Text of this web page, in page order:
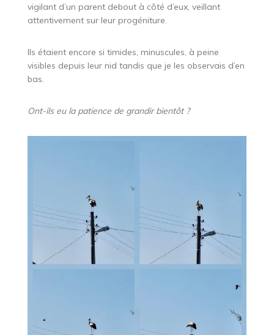
vigilant d’un parent debout à côté d’eux, veillant
attentivement sur leur progéniture.
Ils étaient encore si timides, minuscules, à peine
visibles depuis leur nid tandis que je les observais d’en
bas.
Ont-ils eu la patience de grandir bientôt ?